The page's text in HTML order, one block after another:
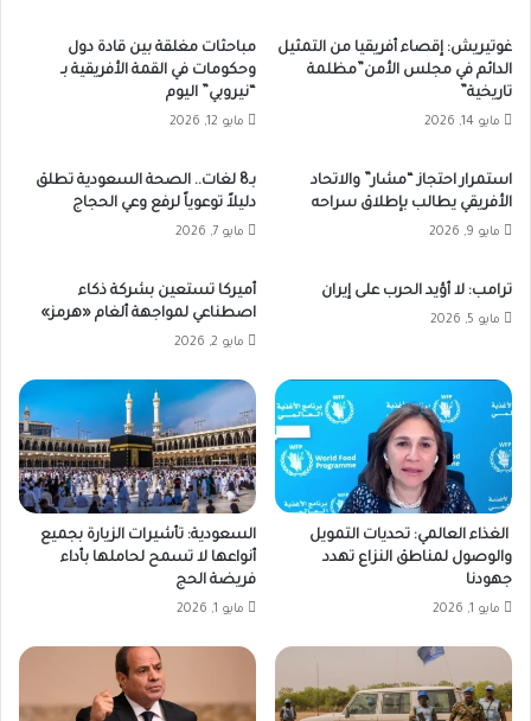
غوتيريش: إقصاء أفريقيا من التمثيل
الدائم في مجلس الأمن”مظلمة
تاريخية”
مايو 14, 2026
مباحثات مغلقة بين قادة دول
وحكومات في القمة الأفريقية بـ
“نيروبي” اليوم
مايو 12, 2026
استمرار احتجاز “مشار” والاتحاد
الأفريقي يطالب بإطلاق سراحه
مايو 9, 2026
بـ8 لغات.. الصحة السعودية تطلق
دليلاً توعوياً لرفع وعي الحجاج
مايو 7, 2026
ترامب: لا أؤيد الحرب على إيران
مايو 5, 2026
أميركا تستعين بشركة ذكاء
اصطناعي لمواجهة ألغام «هرمز»
مايو 2, 2026
الغذاء العالمي: تحديات التمويل
والوصول لمناطق النزاع تهدد
جهودنا
مايو 1, 2026
السعودية: تأشيرات الزيارة بجميع
أنواعها لا تسمح لحاملها بأداء
فريضة الحج
مايو 1, 2026